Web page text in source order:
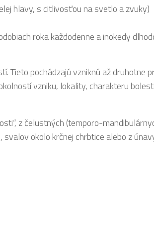
hlavy, s citlivosťou na svetlo a zvuky)
roka každodenne a inokedy
Tieto pochádzajú vzniknú až druhotne
vzniku, lokality, charakteru
z čelustných (temporo-
okolo krčnej chrbtice alebo z